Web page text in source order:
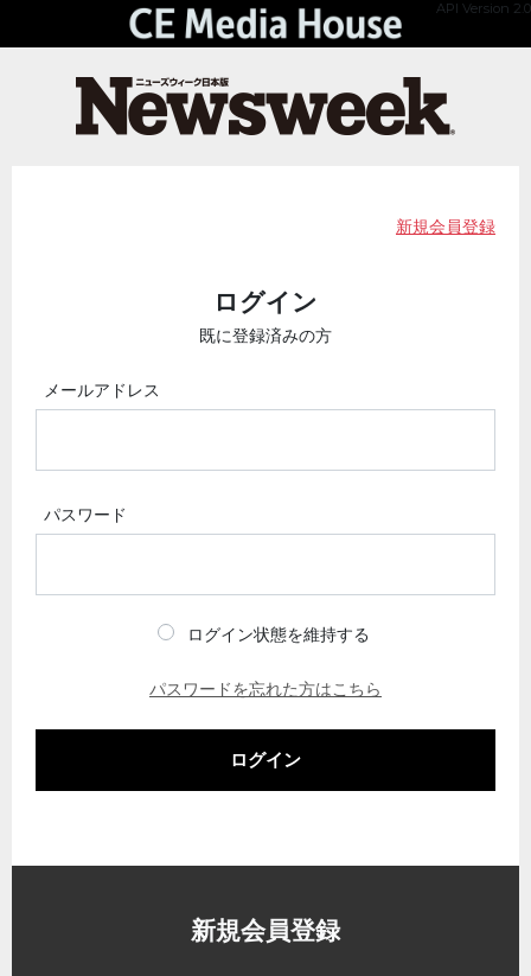
API Version 2.0
新規会員登録
ログイン
既に登録済みの方
メールアドレス
パスワード
ログイン状態を維持する
パスワードを忘れた方はこちら
ログイン
新規会員登録